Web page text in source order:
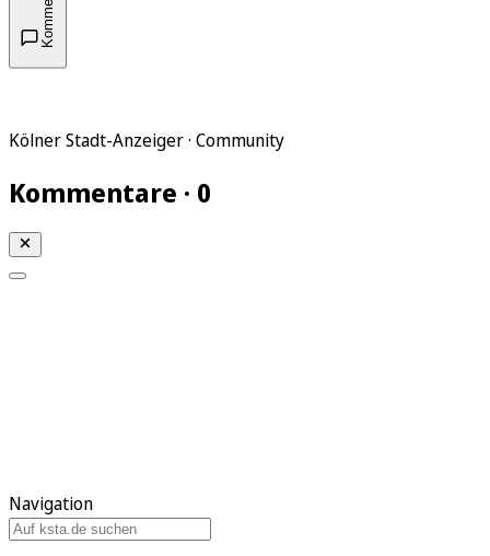
Kölner Stadt-Anzeiger · Community
Kommentare · 0
Navigation